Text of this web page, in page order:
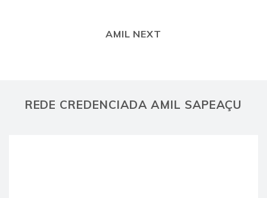
AMIL NEXT
REDE CREDENCIADA AMIL SAPEAÇU